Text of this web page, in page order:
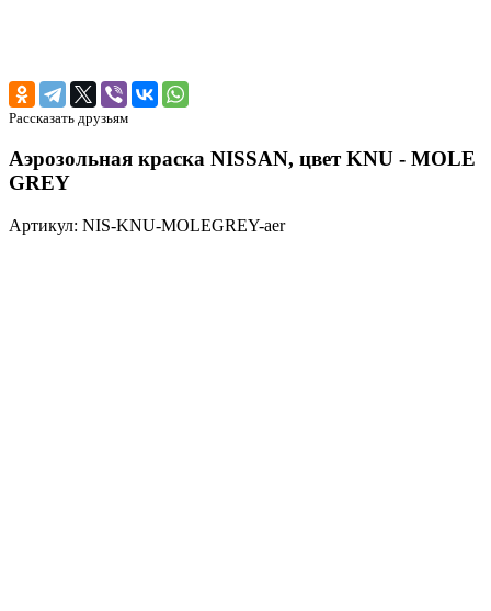
Рассказать друзьям
Аэрозольная краска NISSAN, цвет KNU - MOLE
GREY
Артикул: NIS-KNU-MOLEGREY-aer